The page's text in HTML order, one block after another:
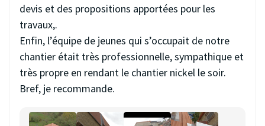
devis et des propositions apportées pour les
travaux,.
Enfin, l’équipe de jeunes qui s’occupait de notre
chantier était très professionnelle, sympathique et
très propre en rendant le chantier nickel le soir.
Bref, je recommande.